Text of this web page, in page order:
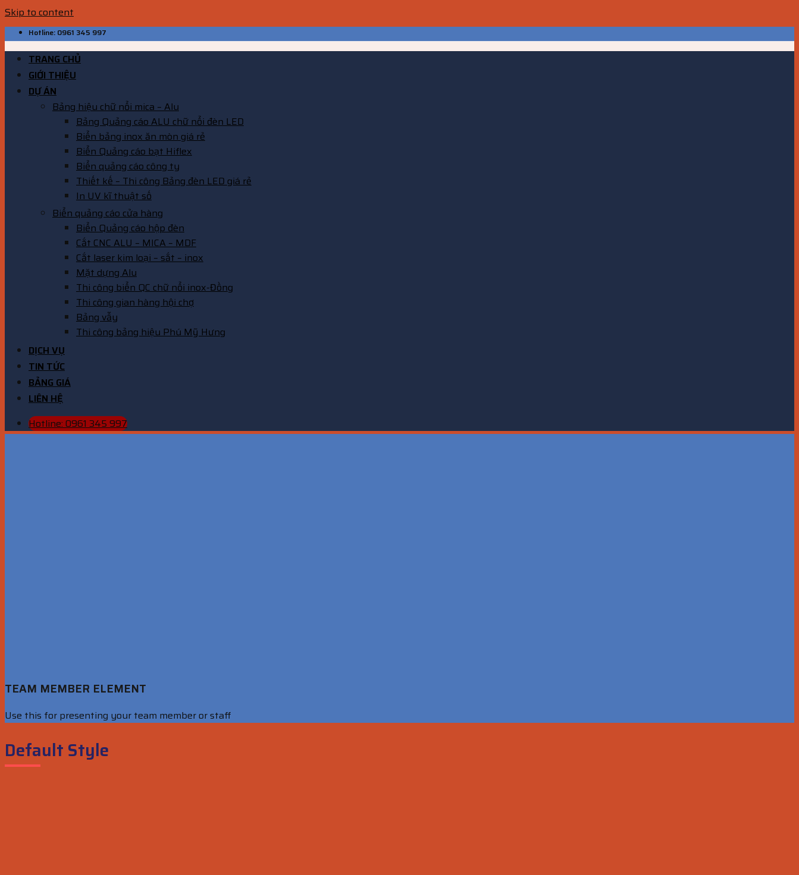
Skip to content
Hotline: 0961 345 997
TRANG CHỦ
GIỚI THIỆU
DỰ ÁN
Bảng hiệu chữ nổi mica – Alu
Bảng Quảng cáo ALU chữ nổi đèn LED
Biển bảng inox ăn mòn giá rẻ
Biển Quảng cáo bạt Hiflex
Biển quảng cáo công ty
Thiết kế – Thi công Bảng đèn LED giá rẻ
In UV kĩ thuật số
Biển quảng cáo cửa hàng
Biển Quảng cáo hộp đèn
Cắt CNC ALU – MICA – MDF
Cắt laser kim loại – sắt – inox
Mặt dựng Alu
Thi công biển QC chữ nổi inox-Đồng
Thi công gian hàng hội chợ
Bảng vẫy
Thi công bảng hiệu Phú Mỹ Hưng
DỊCH VỤ
TIN TỨC
BẢNG GIÁ
LIÊN HỆ
Hotline: 0961 345 997
TEAM MEMBER ELEMENT
Use this for presenting your team member or staff
Default Style